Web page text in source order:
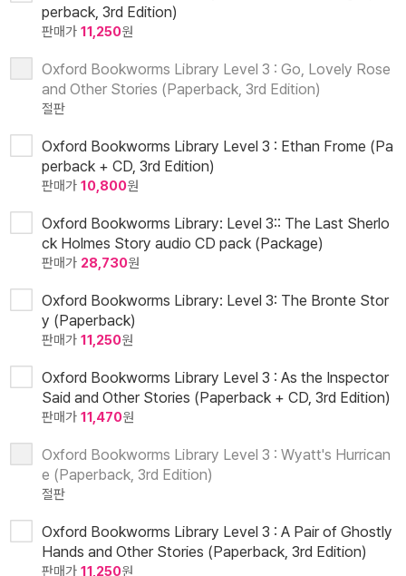
perback, 3rd Edition)
판매가 11,250원
Oxford Bookworms Library Level 3 : Go, Lovely Rose
and Other Stories (Paperback, 3rd Edition)
절판
Oxford Bookworms Library Level 3 : Ethan Frome (Pa
perback + CD, 3rd Edition)
판매가 10,800원
Oxford Bookworms Library: Level 3:: The Last Sherlo
ck Holmes Story audio CD pack (Package)
판매가 28,730원
Oxford Bookworms Library: Level 3: The Bronte Stor
y (Paperback)
판매가 11,250원
Oxford Bookworms Library Level 3 : As the Inspector
Said and Other Stories (Paperback + CD, 3rd Edition)
판매가 11,470원
Oxford Bookworms Library Level 3 : Wyatt's Hurrican
e (Paperback, 3rd Edition)
절판
Oxford Bookworms Library Level 3 : A Pair of Ghostly
Hands and Other Stories (Paperback, 3rd Edition)
판매가 11,250원